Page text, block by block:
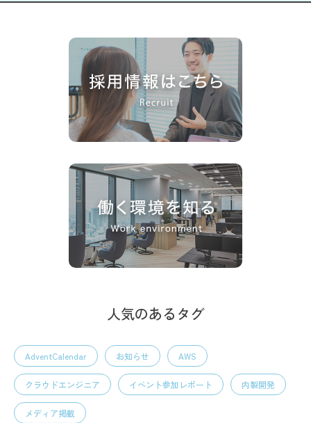
人気のあるタグ
AdventCalendar お知らせ AWS
クラウドエンジニア イベント参加レポート 内製開発
メディア掲載